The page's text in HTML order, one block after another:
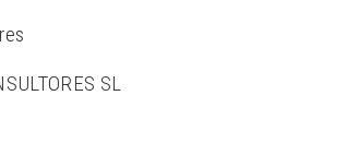
SL